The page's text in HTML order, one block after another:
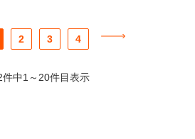
2 3 4
件中1～20件目表示